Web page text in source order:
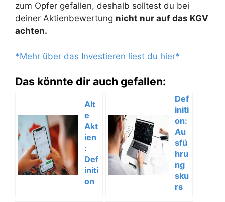
zum Opfer gefallen, deshalb solltest du bei
deiner Aktienbewertung nicht nur auf das KGV
achten.
*Mehr über das Investieren liest du hier*
Das könnte dir auch gefallen:
Alt
e
Akt
ien
:
Def
initi
on
Def
initi
on:
Au
sfü
hru
ng
sku
rs